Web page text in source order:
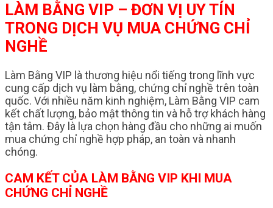
LÀM BẰNG VIP – ĐƠN VỊ UY TÍN
TRONG DỊCH VỤ MUA CHỨNG CHỈ
NGHỀ
Làm Bằng VIP là thương hiệu nổi tiếng trong lĩnh vực
cung cấp dịch vụ làm bằng, chứng chỉ nghề trên toàn
quốc. Với nhiều năm kinh nghiệm, Làm Bằng VIP cam
kết chất lượng, bảo mật thông tin và hỗ trợ khách hàng
tận tâm. Đây là lựa chọn hàng đầu cho những ai muốn
mua chứng chỉ nghề hợp pháp, an toàn và nhanh
chóng.
CAM KẾT CỦA LÀM BẰNG VIP KHI MUA
CHỨNG CHỈ NGHỀ